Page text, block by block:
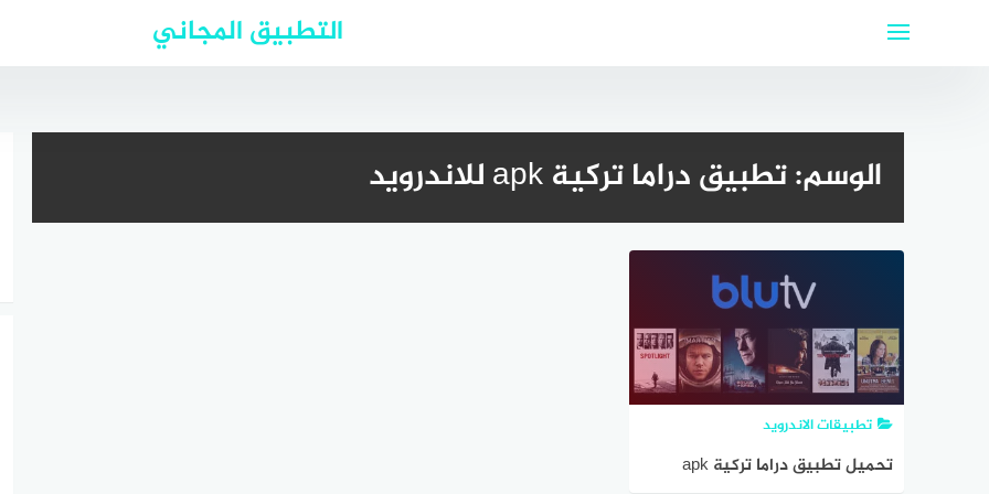
التطبيق المجاني
الوسم:تطبيق دراما تركية apk للاندرويد
تطبيقات الاندرويد
تحميل تطبيق دراما تركية apk